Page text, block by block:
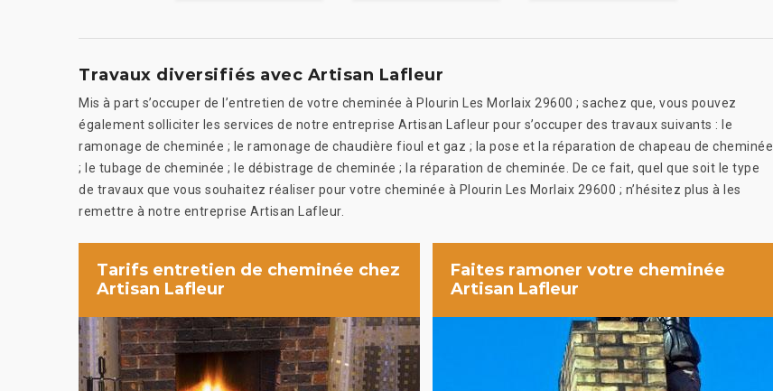
Travaux diversifiés avec Artisan Lafleur
Mis à part s’occuper de l’entretien de votre cheminée à Plourin Les Morlaix 29600 ; sachez que, vous pouvez
également solliciter les services de notre entreprise Artisan Lafleur pour s’occuper des travaux suivants : le
ramonage de cheminée ; le ramonage de chaudière fioul et gaz ; la pose et la réparation de chapeau de cheminée
; le tubage de cheminée ; le débistrage de cheminée ; la réparation de cheminée. De ce fait, quel que soit le type
de travaux que vous souhaitez réaliser pour votre cheminée à Plourin Les Morlaix 29600 ; n’hésitez plus à les
remettre à notre entreprise Artisan Lafleur.
Tarifs entretien de cheminée chez
Artisan Lafleur
Faites ramoner votre cheminée
Artisan Lafleur